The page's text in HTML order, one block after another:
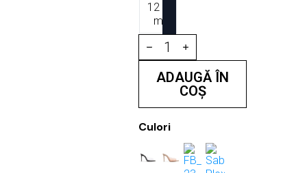
12 c
m
Cantitate
Saboti
Plexi
Nothing
Gold
ADAUGĂ ÎN
COȘ
Culori